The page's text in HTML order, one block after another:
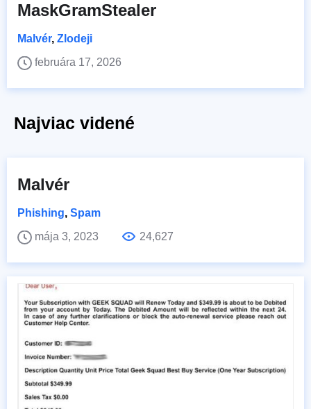
MaskGramStealer
Malvér, Zlodeji
februára 17, 2026
Najviac videné
Malvér
Phishing, Spam
mája 3, 2023
24,627